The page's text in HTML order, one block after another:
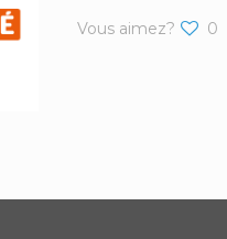
Vous aimez? 0